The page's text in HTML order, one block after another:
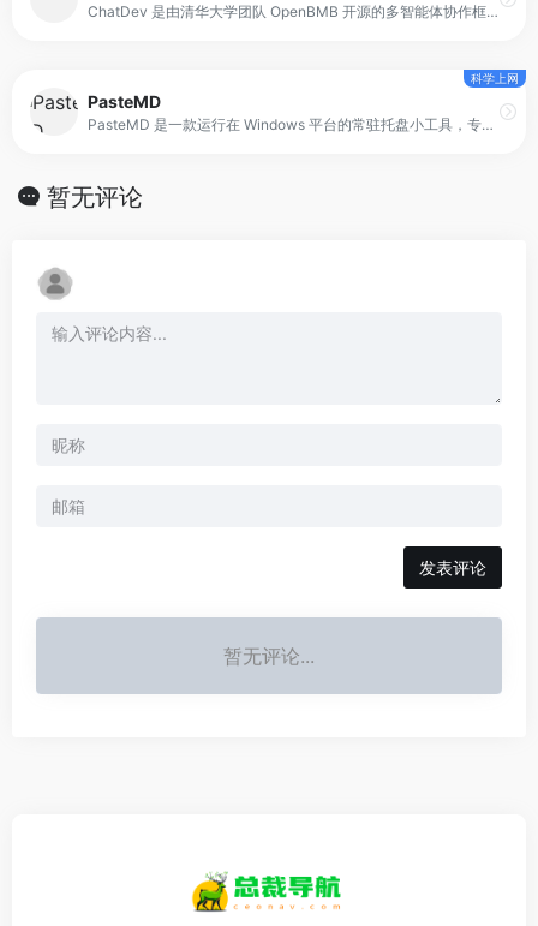
ChatDev 是由清华大学团队 OpenBMB 开源的多智能体协作框架，核心定位是“以聊天链驱动的软件开发模拟系统”。它通过构建一个虚拟的软件公司，让不同角色的 Agent 在统一目标下协同工作。这些角色并非简单分工，而是围绕设计、编码、测试和文档等环节持续沟通与反馈。
科学上网
PasteMD
PasteMD 是一款运行在 Windows 平台的常驻托盘小工具，专注解决 Markdown、公式与富文本在 Office 软件中的粘贴与格式转换问题。它会读取剪贴板中的 Markdown 或 HTML 内容，调用 Pandoc 进行格式转换，并自动插入到 Word 或 WPS 的当前光标位置，减少手动调整格式的时间。
暂无评论
发表评论
暂无评论...